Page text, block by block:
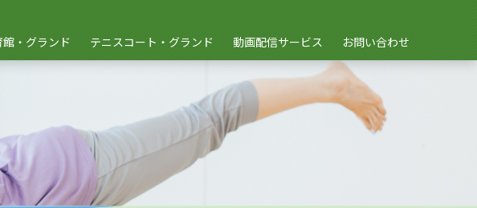
・グランド テニスコート・グランド 動画配信サービス お問い合わせ